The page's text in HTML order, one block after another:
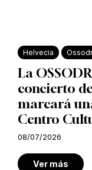
Helvecia
La
concierto
marcará
Centro
08/07/2026
Ver más